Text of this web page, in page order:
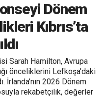
Dönem
Kıbrıs’ta
Sarah Hamilton, Avrupa
önceliklerini Lefkoşa’daki
İrlanda’nın 2026 Dönem
rekabetçilik, değerler